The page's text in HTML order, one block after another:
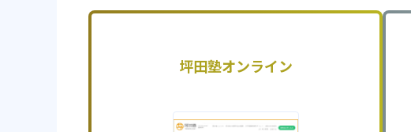
坪田塾オンライン